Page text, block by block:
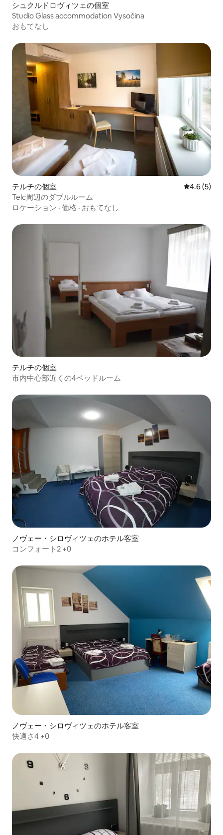
シュクルドロヴィツェの個室
Studio Glass accommodation Vysočina
おもてなし
テルチの個室 レビュー5
4.6 (5)
Telc周辺のダブルルーム
ロケーション · 価格 · おもてなし
テルチの個室
市内中心部近くの4ベッドルーム
ノヴェー・シロヴィツェのホテル客室
コンフォート2 +0
ノヴェー・シロヴィツェのホテル客室
快適さ4 +0